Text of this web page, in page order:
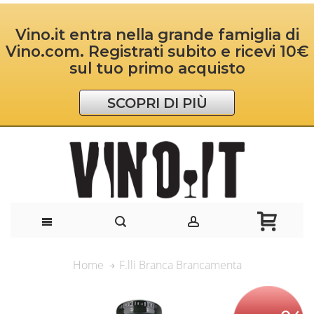
Vino.it entra nella grande famiglia di
Vino.com. Registrati subito e ricevi 10€
sul tuo primo acquisto
SCOPRI DI PIÙ
Home F.lli Branca Brancamenta